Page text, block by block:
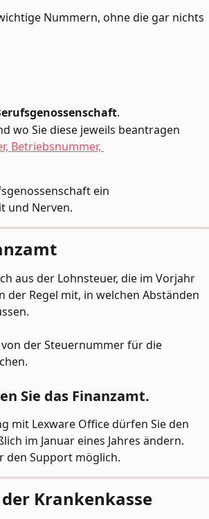
Nummern, ohne die gar nichts
.
wo Sie diese jeweils beantragen
Betriebsnummer,
ein
und Nerven.
aus der Lohnsteuer, die im Vorjahr
Regel mit, in welchen Abständen
der Steuernummer für die
Sie das Finanzamt.
mit Lexware Office dürfen Sie den
im Januar eines Jahres ändern.
den Support möglich.
Krankenkasse